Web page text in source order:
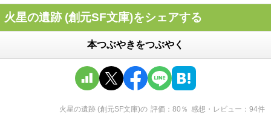
火星の遺跡 (創元SF文庫)をシェアする
本つぶやきをつぶやく
火星の遺跡 (創元SF文庫)の 評価 80 ％ 感想・レビュー 94件